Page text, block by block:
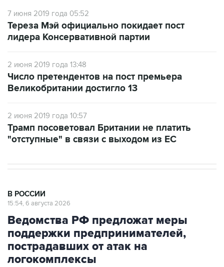
7 июня 2019 года 05:52
Тереза Мэй официально покидает пост
лидера Консервативной партии
2 июня 2019 года 13:48
Число претендентов на пост премьера
Великобритании достигло 13
2 июня 2019 года 10:57
Трамп посоветовал Британии не платить
"отступные" в связи с выходом из ЕС
В РОССИИ
15:54, 6 августа 2026
Ведомства РФ предложат меры
поддержки предпринимателей,
пострадавших от атак на
логокомплексы